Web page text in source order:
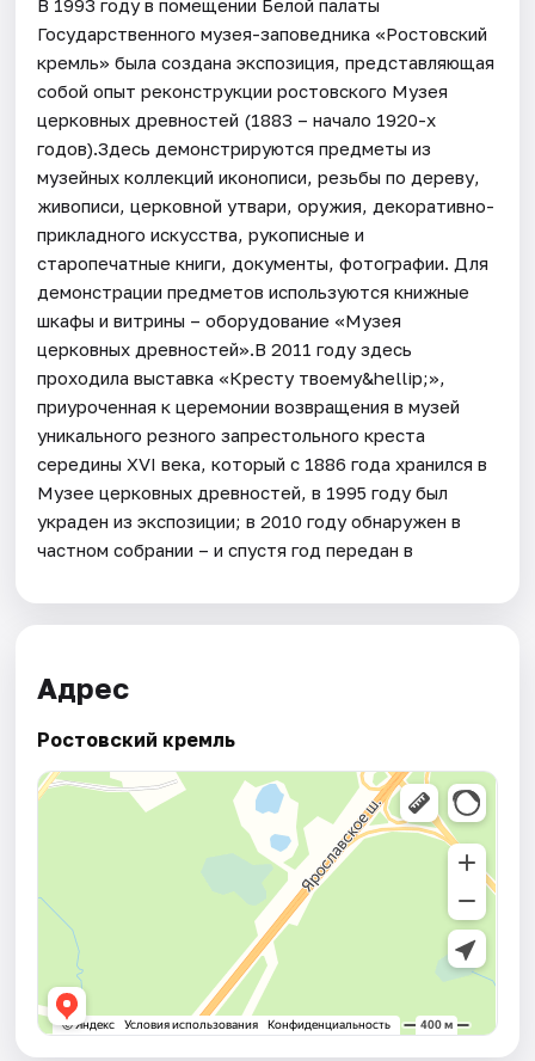
В 1993 году в помещении Белой палаты
Государственного музея-заповедника «Ростовский
кремль» была создана экспозиция, представляющая
собой опыт реконструкции ростовского Музея
церковных древностей (1883 – начало 1920-х
годов).Здесь демонстрируются предметы из
музейных коллекций иконописи, резьбы по дереву,
живописи, церковной утвари, оружия, декоративно-
прикладного искусства, рукописные и
старопечатные книги, документы, фотографии. Для
демонстрации предметов используются книжные
шкафы и витрины – оборудование «Музея
церковных древностей».В 2011 году здесь
проходила выставка «Кресту твоему&hellip;»,
приуроченная к церемонии возвращения в музей
уникального резного запрестольного креста
середины XVI века, который с 1886 года хранился в
Музее церковных древностей, в 1995 году был
украден из экспозиции; в 2010 году обнаружен в
частном собрании – и спустя год передан в
Адрес
Ростовский кремль